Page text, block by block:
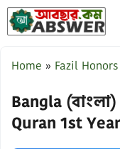
Skip
to
Home » Fazil Honors
Bangla
Quran 1st